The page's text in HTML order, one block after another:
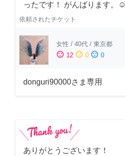
ったです！ がんばります。☺️
依頼されたチケット
女性 / 40代 / 東京都
sentiment_satisfied 12 sentiment_neutral 0 sentiment_dissatisfied 0
donguri90000さま専用
ありがとうございます！